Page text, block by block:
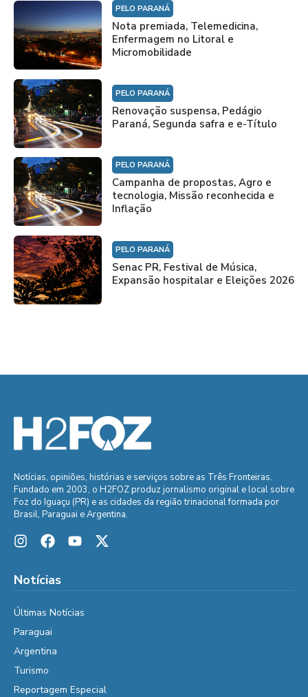
PELO PARANÁ
Nota premiada, Telemedicina,
Enfermagem no Litoral e
Micromobilidade
PELO PARANÁ
Renovação suspensa, Pedágio
Paraná, Segunda safra e e-Título
PELO PARANÁ
Campanha de propostas, Agro e
tecnologia, Missão reconhecida e
Inflação
PELO PARANÁ
Senac PR, Festival de Música,
Expansão hospitalar e Eleições 2026
Notícias, opiniões, histórias e serviços sobre as Três Fronteiras.
Fundado em 2003, o H2FOZ produz jornalismo original e local sobre
Foz do Iguaçu (PR) e as cidades da região trinacional formada por
Brasil, Paraguai e Argentina.
Notícias
Últimas Notícias
Paraguai
Argentina
Turismo
Reportagem Especial